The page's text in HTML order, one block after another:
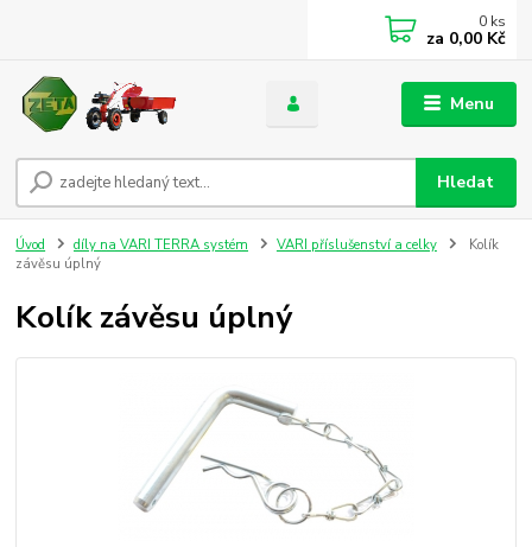
Menu
Hledat
0 ks
za 0,00 Kč
Úvod díly na VARI TERRA systém VARI příslušenství a celky
Kolík
závěsu úplný
Kolík závěsu úplný